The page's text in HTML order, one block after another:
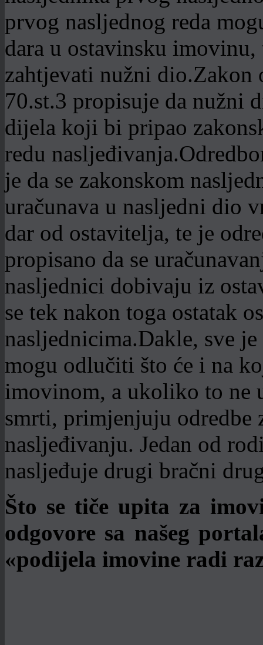
prvog nasljednog reda
dara u ostavinsku
zahtjevati nužni dio.Zakon
70.st.3 propisuje da nužni
dijela koji bi pripao
redu
je da se zakonskom
uračunava u nasljedni dio
dar od ostavitelja, te je
propisano da se
nasljednici dobivaju iz
se tek nakon toga ostatak
nasljednicima.Dakle, sve
mogu odlučiti što će i na
imovinom, a ukoliko to ne
smrti, primjenjuju odredbe
nasljeđivanju. Jedan od
nasljeđuje drugi bračni
Što se tiče upita za
odgovore sa našeg
«podijela imovine radi